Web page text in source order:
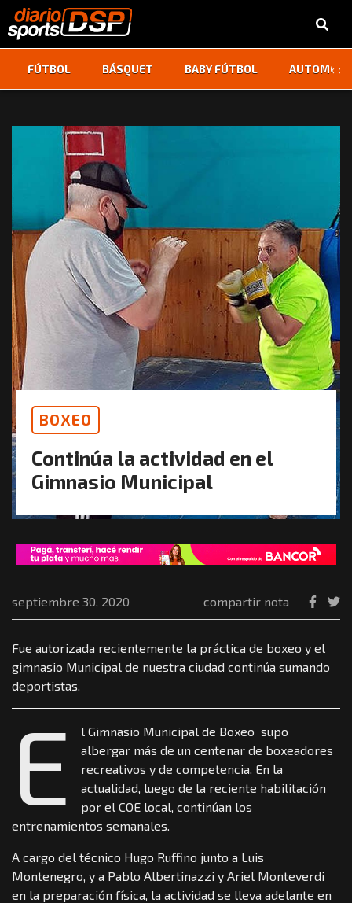
FÚTBOL BÁSQUET BABY FÚTBOL ‹ ›
BOXEO
Continúa la actividad en el
Gimnasio Municipal
septiembre 30, 2020 compartir nota
Fue autorizada recientemente la práctica de boxeo y el
gimnasio Municipal de nuestra ciudad continúa sumando
deportistas.
E
l Gimnasio Municipal de Boxeo supo
albergar más de un centenar de boxeadores
recreativos y de competencia. En la
actualidad, luego de la reciente habilitación
por el COE local, continúan los
entrenamientos semanales.
A cargo del técnico Hugo Ruffino junto a Luis
Montenegro, y a Pablo Albertinazzi y Ariel Monteverdi
en la preparación física, la actividad se lleva adelante en